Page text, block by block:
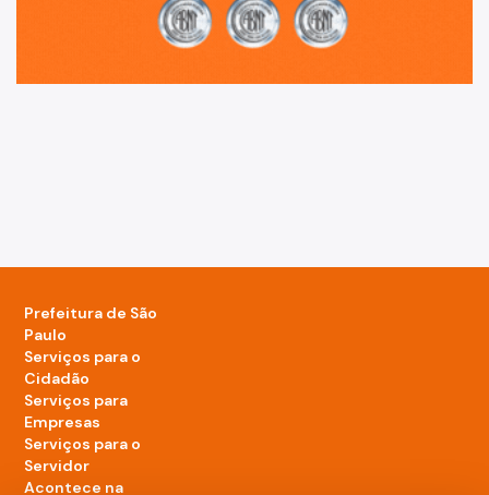
Prefeitura de São
Paulo
Serviços para o
Cidadão
Serviços para
Empresas
Serviços para o
Servidor
Acontece na